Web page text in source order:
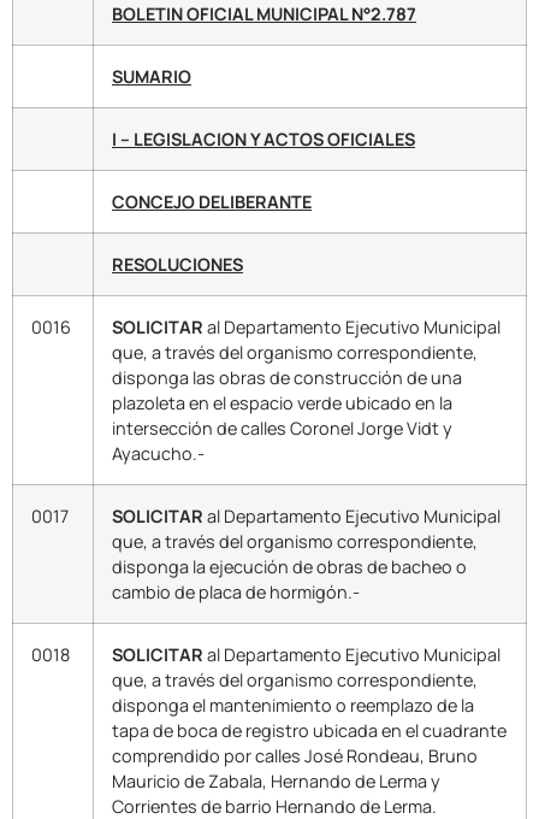
BOLETIN OFICIAL MUNICIPAL N°2.787
SUMARIO
I – LEGISLACION Y ACTOS OFICIALES
CONCEJO DELIBERANTE
RESOLUCIONES
0016 SOLICITAR al Departamento Ejecutivo Municipal
que, a través del organismo correspondiente,
disponga las obras de construcción de una
plazoleta en el espacio verde ubicado en la
intersección de calles Coronel Jorge Vidt y
Ayacucho.-
0017 SOLICITAR al Departamento Ejecutivo Municipal
que, a través del organismo correspondiente,
disponga la ejecución de obras de bacheo o
cambio de placa de hormigón.-
0018 SOLICITAR al Departamento Ejecutivo Municipal
que, a través del organismo correspondiente,
disponga el mantenimiento o reemplazo de la
tapa de boca de registro ubicada en el cuadrante
comprendido por calles José Rondeau, Bruno
Mauricio de Zabala, Hernando de Lerma y
Corrientes de barrio Hernando de Lerma.